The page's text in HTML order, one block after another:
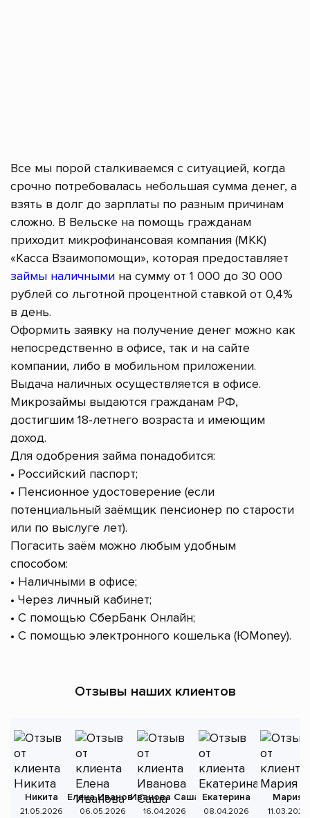
Все мы порой сталкиваемся с ситуацией, когда
срочно потребовалась небольшая сумма денег, а
взять в долг до зарплаты по разным причинам
сложно. В Вельске на помощь гражданам
приходит микрофинансовая компания (МКК)
«Касса Взаимопомощи», которая предоставляет
займы наличными на сумму от 1 000 до 30 000
рублей со льготной процентной ставкой от 0,4%
в день.
Оформить заявку на получение денег можно как
непосредственно в офисе, так и на сайте
компании, либо в мобильном приложении.
Выдача наличных осуществляется в офисе.
Микрозаймы выдаются гражданам РФ,
достигшим 18-летнего возраста и имеющим
доход.
Для одобрения займа понадобится:
• Российский паспорт;
• Пенсионное удостоверение (если
потенциальный заёмщик пенсионер по старости
или по выслуге лет).
Погасить заём можно любым удобным
способом:
• Наличными в офисе;
• Через личный кабинет;
• С помощью СберБанк Онлайн;
• С помощью электронного кошелька (ЮMoney).
Отзывы наших клиентов
Никита
21.05.2026
Елена Иванова
06.05.2026
Иванова Саша
16.04.2026
Екатерина
08.04.2026
Мария
11.03.2026